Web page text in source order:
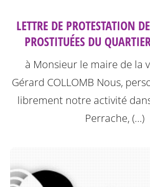
LETTRE DE PROTESTATION
PROSTITUÉES DU
à Monsieur le maire de la
Gérard COLLOMB Nous,
librement notre activité
Perrache, (…)